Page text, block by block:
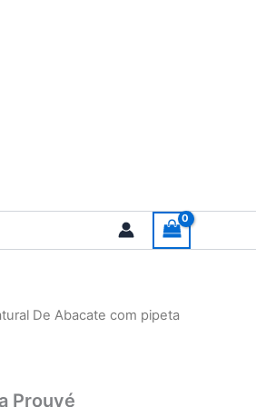
De Abacate com pipeta
Prouvé